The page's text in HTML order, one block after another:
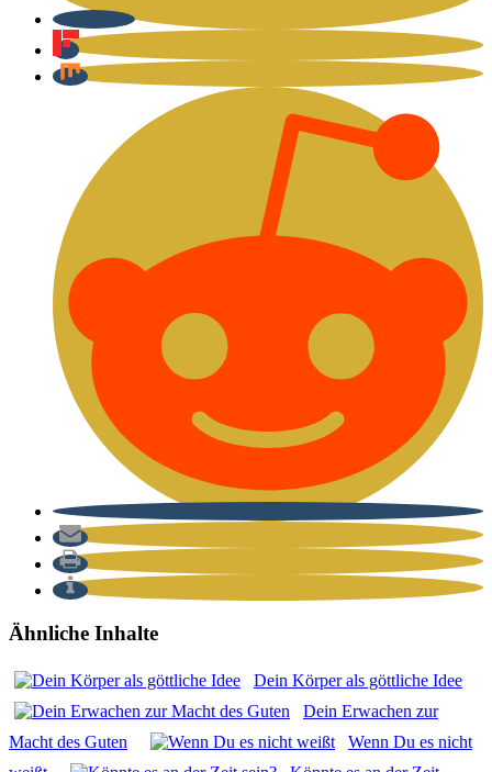
Ähnliche Inhalte
Dein Kör­per als gött­li­che Idee
Dein Erwa­chen zur
Macht des Guten
Wenn Du es nicht